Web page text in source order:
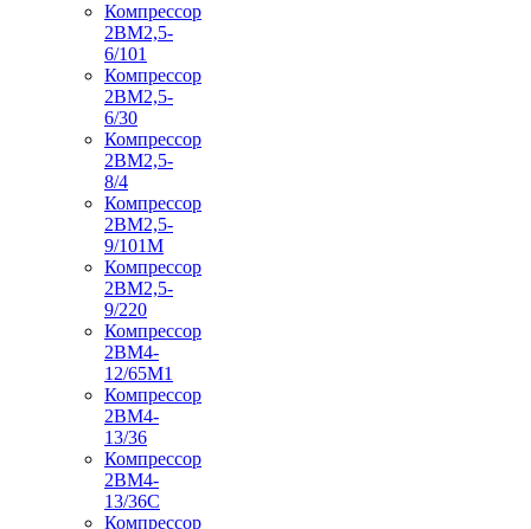
Компрессор
2ВМ2,5-
6/101
Компрессор
2ВМ2,5-
6/30
Компрессор
2ВМ2,5-
8/4
Компрессор
2ВМ2,5-
9/101М
Компрессор
2ВМ2,5-
9/220
Компрессор
2ВМ4-
12/65М1
Компрессор
2ВМ4-
13/36
Компрессор
2ВМ4-
13/36С
Компрессор